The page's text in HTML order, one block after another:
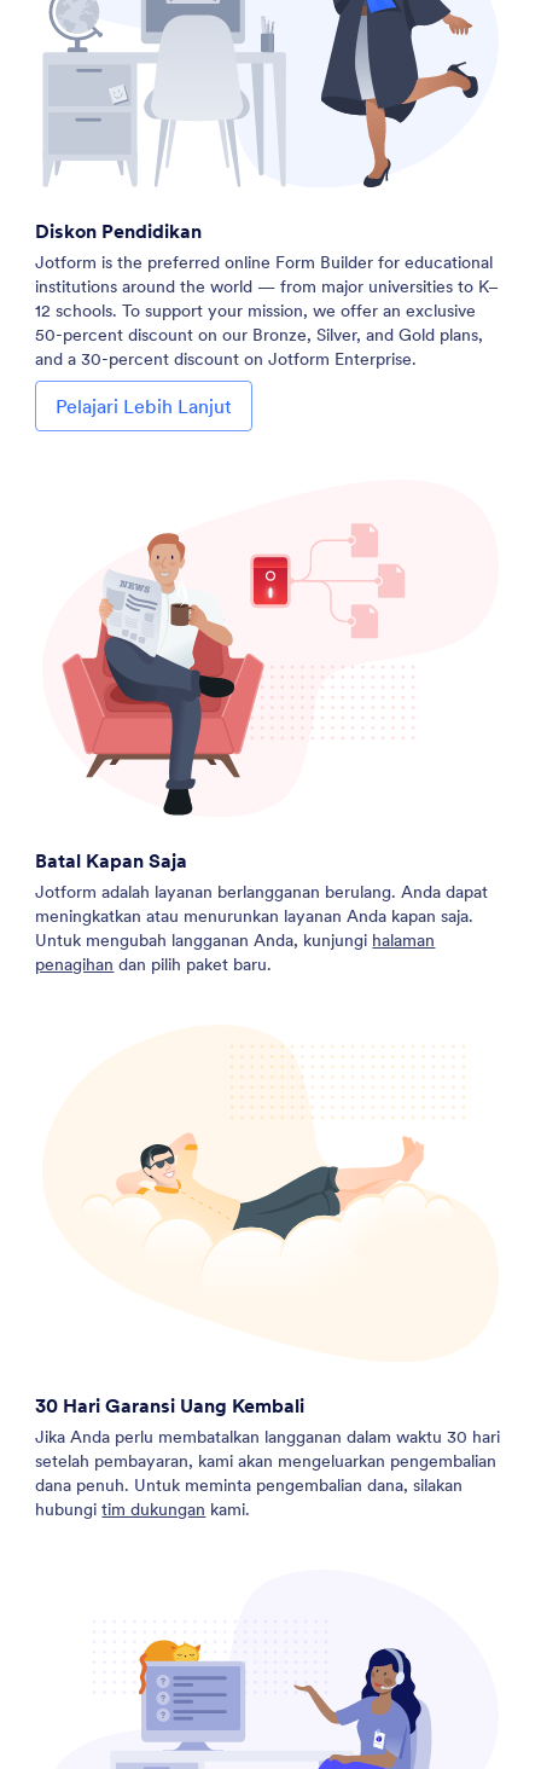
Diskon Pendidikan
Jotform is the preferred online Form Builder for educational
institutions around the world — from major universities to K–
12 schools. To support your mission, we offer an exclusive
50-percent discount on our Bronze, Silver, and Gold plans,
and a 30-percent discount on Jotform Enterprise.
Pelajari Lebih Lanjut
Batal Kapan Saja
Jotform adalah layanan berlangganan berulang. Anda dapat
meningkatkan atau menurunkan layanan Anda kapan saja.
Untuk mengubah langganan Anda, kunjungi halaman
penagihan dan pilih paket baru.
30 Hari Garansi Uang Kembali
Jika Anda perlu membatalkan langganan dalam waktu 30 hari
setelah pembayaran, kami akan mengeluarkan pengembalian
dana penuh. Untuk meminta pengembalian dana, silakan
hubungitim dukungan kami.